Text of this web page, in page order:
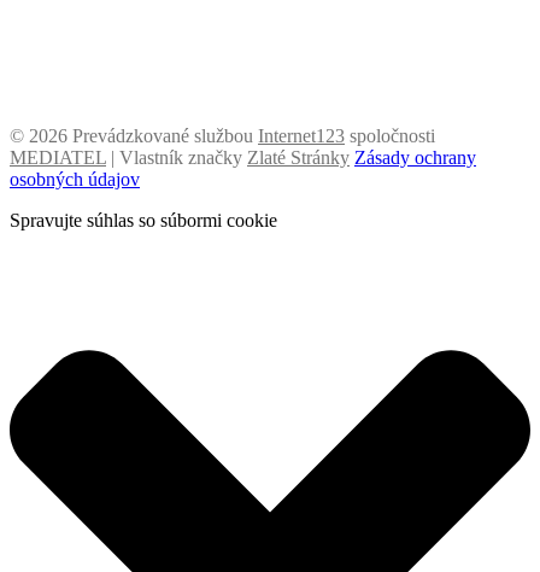
© 2026 Prevádzkované službou Internet123 spoločnosti
MEDIATEL | Vlastník značky Zlaté Stránky Zásady ochrany
osobných údajov
Spravujte súhlas so súbormi cookie